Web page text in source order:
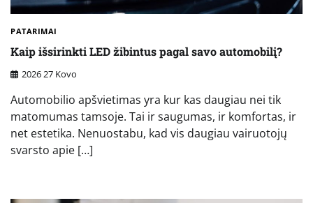
PATARIMAI
Kaip išsirinkti LED žibintus pagal savo automobilį?
2026 27 Kovo
Automobilio apšvietimas yra kur kas daugiau nei tik
matomumas tamsoje. Tai ir saugumas, ir komfortas, ir
net estetika. Nenuostabu, kad vis daugiau vairuotojų
svarsto apie […]